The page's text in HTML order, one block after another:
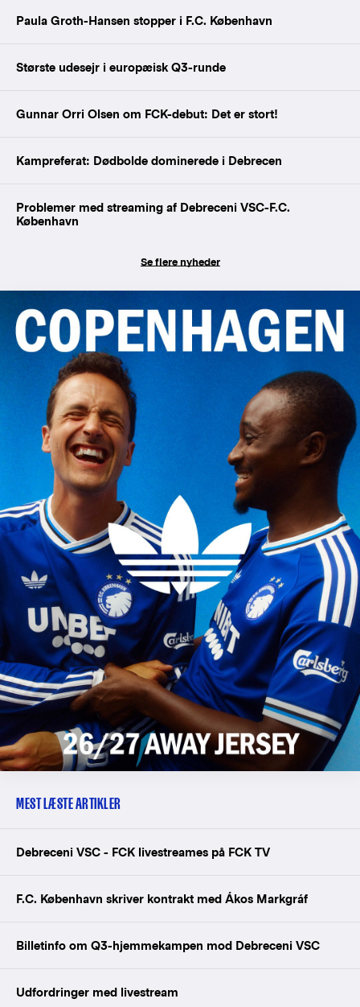
Paula Groth-Hansen stopper i F.C. København
Største udesejr i europæisk Q3-runde
Gunnar Orri Olsen om FCK-debut: Det er stort!
Kampreferat: Dødbolde dominerede i Debrecen
Problemer med streaming af Debreceni VSC-F.C.
København
Se flere nyheder
MEST LÆSTE ARTIKLER
Debreceni VSC - FCK livestreames på FCK TV
F.C. København skriver kontrakt med Ákos Markgráf
Billetinfo om Q3-hjemmekampen mod Debreceni VSC
Udfordringer med livestream